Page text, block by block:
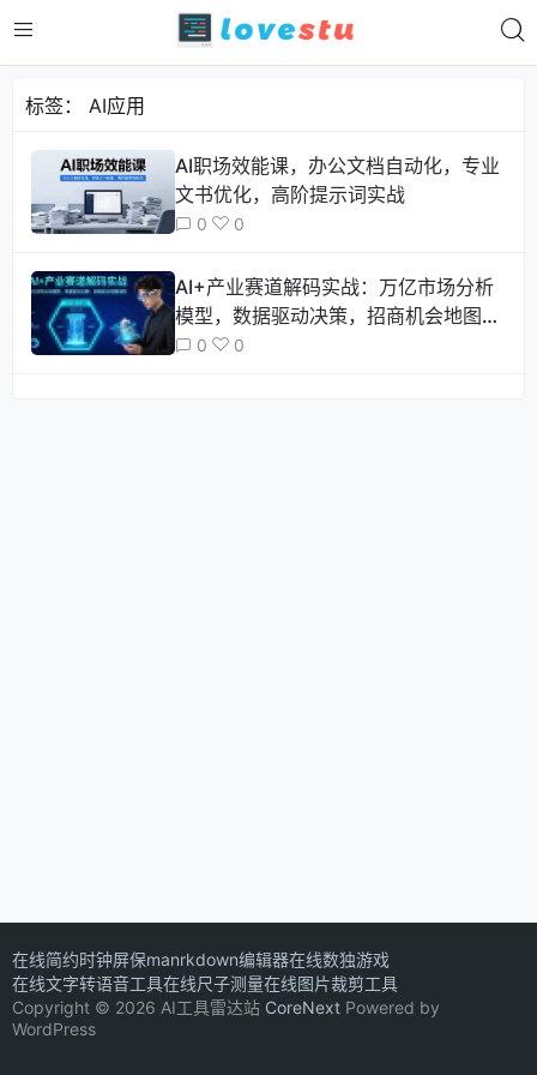
标签： AI应用
AI职场效能课，办公文档自动化，专业
文书优化，高阶提示词实战
0 0
AI+产业赛道解码实战：万亿市场分析
模型，数据驱动决策，招商机会地图绘
制 0 0
在线简约时钟屏保manrkdown编辑器在线数独游戏
在线文字转语音工具在线尺子测量在线图片裁剪工具
Copyright © 2026 AI工具雷达站 CoreNext Powered by
WordPress